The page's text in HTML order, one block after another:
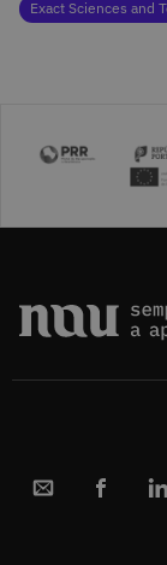
Exact Sciences and